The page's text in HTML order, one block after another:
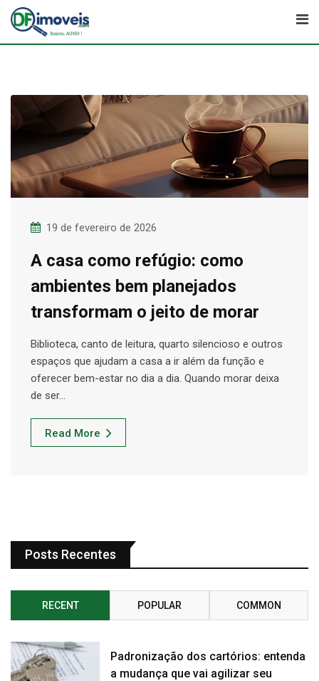
Skip
content
19 de fevereiro de 2026
A casa como refúgio: como
ambientes bem planejados
transformam o jeito de morar
Biblioteca, canto de leitura, quarto silencioso e outros
espaços que ajudam a casa a ir além da função e
oferecer bem-estar no dia a dia. Quando morar deixa
de ser…
Read More
Posts Recentes
RECENT POPULAR COMMON
Padronização dos cartórios: entenda
a mudança que vai agilizar seu